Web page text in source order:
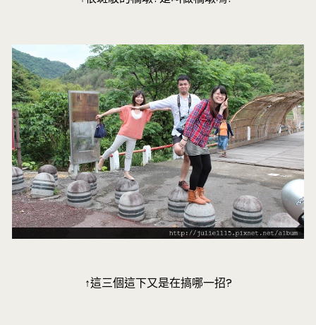
↑這三個這下又是在搞哪一招?